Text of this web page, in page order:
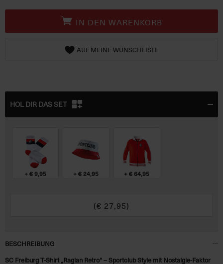
IN DEN WARENKORB
AUF MEINE WUNSCHLISTE
HOL DIR DAS SET
+ € 9,95 + € 24,95 + € 64,95
(€ 27,95)
BESCHREIBUNG
SC Freiburg T-Shirt „Raglan Retro“ – Sportclub Style mit Nostalgie-Faktor